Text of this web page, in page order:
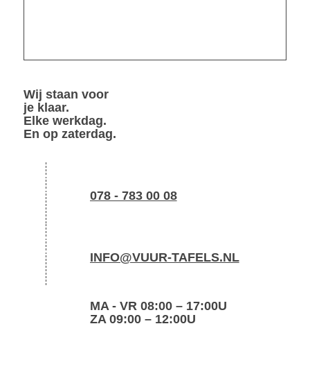
Wij staan voor
je klaar.
Elke werkdag.
En op zaterdag.
078 - 783 00 08
INFO@VUUR-TAFELS.NL
MA - VR 08:00 – 17:00U
ZA 09:00 – 12:00U